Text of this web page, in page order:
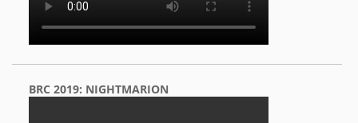
BRC 2019: NIGHTMARION